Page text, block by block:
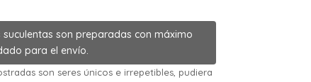
suculentas son preparadas con máximo
para el envío.
son seres únicos e irrepetibles, pudiera